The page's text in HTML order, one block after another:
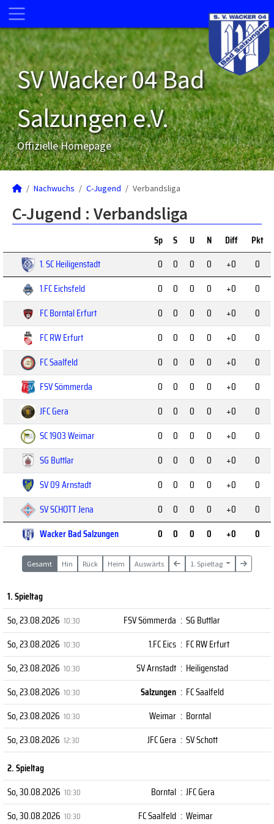
SV Wacker 04 Bad
Salzungen e.V.
Offizielle Homepage
Nachwuchs C-Jugend Verbandsliga
C-Jugend : Verbandsliga
Sp S U N Diff
Pkt
1. SC Heiligenstadt
0 0 0 0 +0
0
1.FC Eichsfeld
0 0 0 0 +0
0
FC Borntal Erfurt
0 0 0 0 +0
0
FC RW Erfurt
0 0 0 0 +0
0
FC Saalfeld
0 0 0 0 +0
0
FSV Sömmerda
0 0 0 0 +0
0
JFC Gera
0 0 0 0 +0
0
SC 1903 Weimar
0 0 0 0 +0
0
SG Buttlar
0 0 0 0 +0
0
SV 09 Arnstadt
0 0 0 0 +0
0
SV SCHOTT Jena
0 0 0 0 +0
0
Wacker Bad Salzungen
0 0 0 0 +0 0
Gesamt Hin Rück Heim Auswärts 1. Spieltag
1. Spieltag
So, 23.08.2026 10:30 FSV Sömmerda : SG Buttlar
So, 23.08.2026 10:30 1.FC Eics : FC RW Erfurt
So, 23.08.2026 10:30 SV Arnstadt : Heiligenstad
So, 23.08.2026 10:30 Salzungen : FC Saalfeld
So, 23.08.2026 10:30 Weimar : Borntal
So, 23.08.2026 12:30 JFC Gera : SV Schott
2. Spieltag
So, 30.08.2026 10:30 Borntal : JFC Gera
So, 30.08.2026 10:30 FC Saalfeld : Weimar